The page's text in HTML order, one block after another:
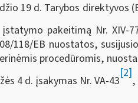
19 d. Tarybos direktyvos
pakeitimą Nr. XIV-
118/EB nuostatos,
procedūromis,
4 d. įsakymas Nr. VA-43
[2]
,